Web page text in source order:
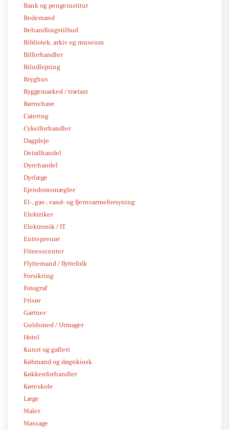
Bank og pengeinstitut
Bedemand
Behandlingstilbud
Bibliotek, arkiv og museum
Bilforhandler
Biludlejning
Bryghus
Byggemarked / trælast
Børnehave
Catering
Cykelforhandler
Dagpleje
Detailhandel
Dyrehandel
Dyrlæge
Ejendomsmægler
El-, gas-, vand- og fjernvarmeforsyning
Elektriker
Elektronik / IT
Entreprenør
Fitnesscenter
Flyttemand / flyttefolk
Forsikring
Fotograf
Frisør
Gartner
Guldsmed / Urmager
Hotel
Kunst og galleri
Købmand og døgnkiosk
Køkkenforhandler
Køreskole
Læge
Maler
Massage